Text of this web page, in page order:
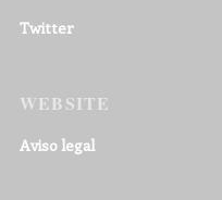
Twitter
WEBSITE
Aviso legal